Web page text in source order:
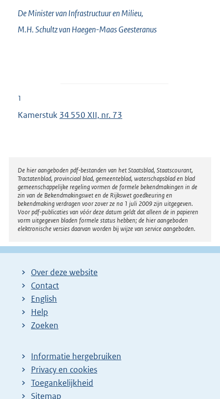
De Minister van Infrastructuur en Milieu,
M.H.Schultz van Haegen-Maas Geesteranus
1
Kamerstuk 34 550 XII, nr. 73
Disclaimer
De hier aangeboden pdf-bestanden van het Staatsblad, Staatscourant,
Tractatenblad, provinciaal blad, gemeenteblad, waterschapsblad en blad
gemeenschappelijke regeling vormen de formele bekendmakingen in de
zin van de Bekendmakingswet en de Rijkswet goedkeuring en
bekendmaking verdragen voor zover ze na 1 juli 2009 zijn uitgegeven.
Voor pdf-publicaties van vóór deze datum geldt dat alleen de in papieren
vorm uitgegeven bladen formele status hebben; de hier aangeboden
elektronische versies daarvan worden bij wijze van service aangeboden.
Over deze website
Contact
English
Help
Zoeken
Informatie hergebruiken
Privacy en cookies
Toegankelijkheid
Sitemap